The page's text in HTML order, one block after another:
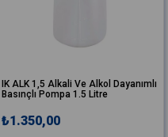
IK ALK 1,5 Alkali Ve Alkol Dayanımlı
Basınçlı Pompa 1.5 Litre
₺1.350,00